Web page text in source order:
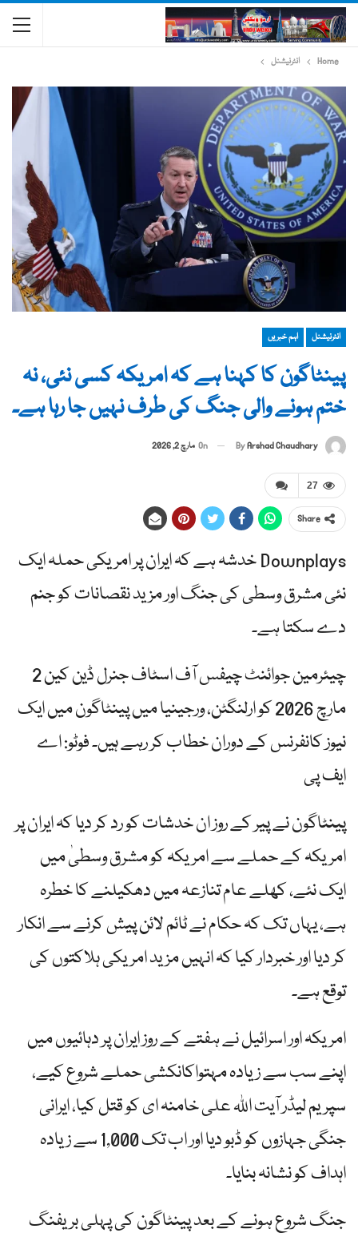
Home انٹرنیشنل
انٹرنیشنل اہم خبریں
پینٹاگون کا کہنا ہے کہ امریکہ کسی نئی، نہ
ختم ہونے والی جنگ کی طرف نہیں جا رہا ہے۔
ByArshad Chaudhary
On مارچ 2, 2026
27
Share
Downplays خدشہ ہے کہ ایران پر امریکی حملہ ایک
نئی مشرق وسطی کی جنگ اور مزید نقصانات کو جنم
دے سکتا ہے۔
چیئرمین جوائنٹ چیفس آف اسٹاف جنرل ڈین کین 2
مارچ 2026 کو ارلنگٹن، ورجینیا میں پینٹاگون میں ایک
نیوز کانفرنس کے دوران خطاب کر رہے ہیں۔ فوٹو: اے
ایف پی
پینٹاگون نے پیر کے روز ان خدشات کو رد کر دیا کہ ایران پر
امریکہ کے حملے سے امریکہ کو مشرق وسطیٰ میں
ایک نئے، کھلے عام تنازعہ میں دھکیلنے کا خطرہ
ہے، یہاں تک کہ حکام نے ٹائم لائن پیش کرنے سے انکار
کر دیا اور خبردار کیا کہ انہیں مزید امریکی ہلاکتوں کی
توقع ہے۔
امریکہ اور اسرائیل نے ہفتے کے روز ایران پر دہائیوں میں
اپنے سب سے زیادہ مہتواکانکشی حملے شروع کیے،
سپریم لیڈر آیت اللہ علی خامنہ ای کو قتل کیا، ایرانی
جنگی جہازوں کو ڈبو دیا اور اب تک 1,000 سے زیادہ
اہداف کو نشانہ بنایا۔
جنگ شروع ہونے کے بعد پینٹاگون کی پہلی بریفنگ